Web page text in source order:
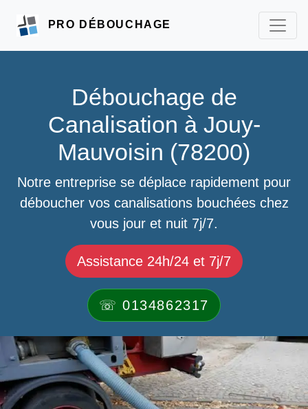
PRO DÉBOUCHAGE
Débouchage de
Canalisation à Jouy-
Mauvoisin (78200)
Notre entreprise se déplace rapidement pour
déboucher vos canalisations bouchées chez
vous jour et nuit 7j/7.
Assistance 24h/24 et 7j/7
☏ 0134862317